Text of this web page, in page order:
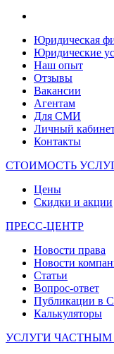
Юридическая
Юридические
Наш опыт
Отзывы
Вакансии
Агентам
Для СМИ
Личный
Контакты
СТОИМОСТЬ
Цены
Скидки и акции
ПРЕСС-ЦЕНТР
Новости права
Новости
Статьи
Вопрос-ответ
Публикации в
Калькуляторы
УСЛУГИ